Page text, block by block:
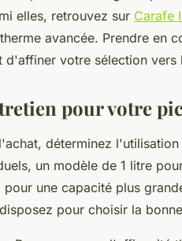
elles, retrouvez sur Carafe
avancée. Prendre en
d'affiner votre sélection vers
pour votre
déterminez
un modèle de 1 litre
une capacité plus
pour choisir la